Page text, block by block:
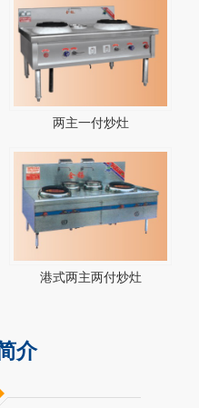
两主一付炒灶
港式两主两付炒灶
介